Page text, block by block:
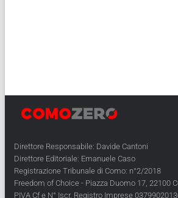
Direttore Responsabile: Davide Cantoni
Direttore Editoriale: Emanuele Caso
Registrazione Tribunale di Como: n°2/2018
Freedom of Choice - Piazza Duomo 17, 22100
PIVA Cf e N° Iscr. Registro Imprese